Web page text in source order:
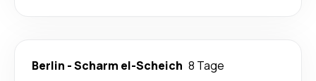
Berlin -Scharm el-Scheich 8 Tage